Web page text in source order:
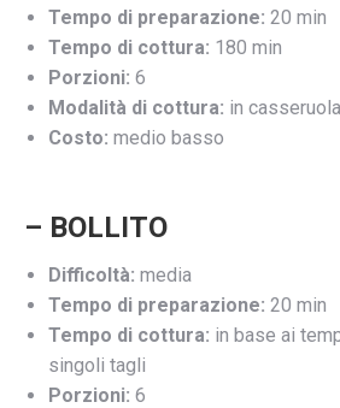
Tempo di preparazione: 20 min
Tempo di cottura: 180 min
Porzioni: 6
Modalità di cottura: in casseruola
Costo: medio basso
– BOLLITO
Difficoltà: media
Tempo di preparazione: 20 min
Tempo di cottura: in base ai
singoli tagli
Porzioni: 6